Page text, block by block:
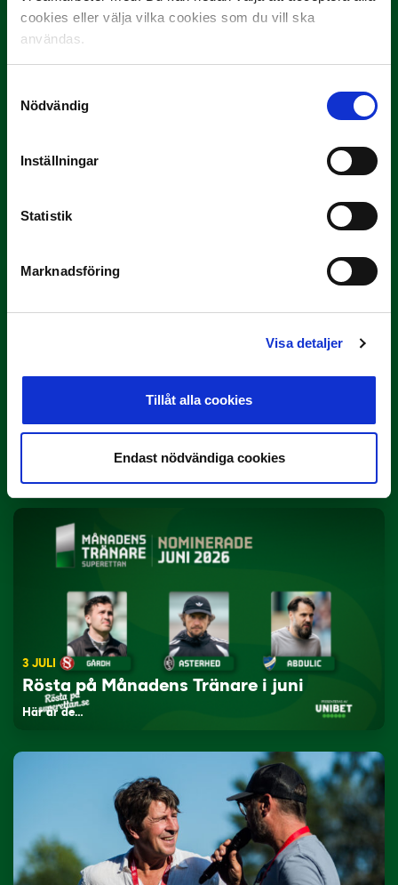
cookies eller välja vilka cookies som du vill ska
användas.
Nödvändig
Inställningar
Statistik
Marknadsföring
Visa detaljer
Tillåt alla cookies
Endast nödvändiga cookies
9 JULI
Han gjorde Månadens Mål i juni: ”En
Slog till i…
Rösta på Månadens Spelare i juni
3 JULI
Rösta på Månadens Tränare i juni
Här är de…